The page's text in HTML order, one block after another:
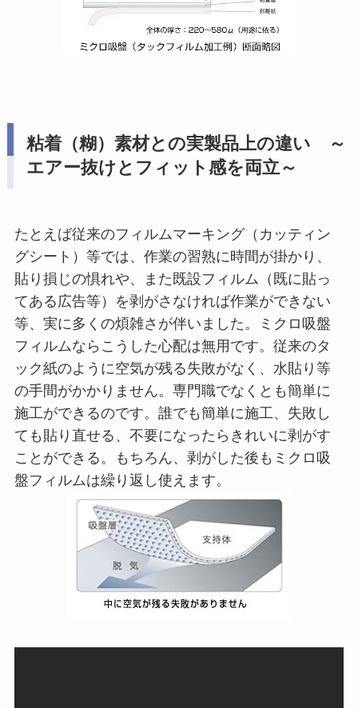
粘着（糊）素材との実製品上の違い ～
エアー抜けとフィット感を両立～
たとえば従来のフィルムマーキング（カッティン
グシート）等では、作業の習熟に時間が掛かり、
貼り損じの惧れや、また既設フィルム（既に貼っ
てある広告等）を剥がさなければ作業ができない
等、実に多くの煩雑さが伴いました。ミクロ吸盤
フィルムならこうした心配は無用です。従来のタ
ック紙のように空気が残る失敗がなく、水貼り等
の手間がかかりません。専門職でなくとも簡単に
施工ができるのです。誰でも簡単に施工、失敗し
ても貼り直せる、不要になったらきれいに剥がす
ことができる。もちろん、剥がした後もミクロ吸
盤フィルムは繰り返し使えます。